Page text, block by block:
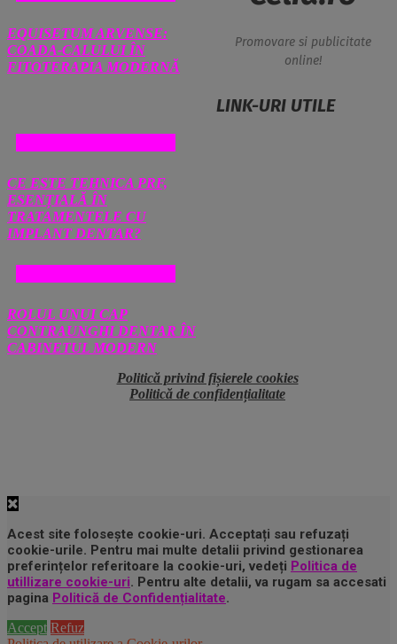
EQUISETUM ARVENSE:
COADA-CALULUI ÎN
FITOTERAPIA MODERNĂ
CE ESTE TEHNICA PRF,
ESENȚIALĂ ÎN
TRATAMENTELE CU
IMPLANT DENTAR?
ROLUL UNUI CAP
CONTRAUNGHI DENTAR ÎN
CABINETUL MODERN
Promovare si publicitate
online!
LINK-URI UTILE
Politică privind fișierele cookies
Politică de confidențialitate
Acest site folosește cookie-uri. Acceptați sau refuzați
cookie-urile. Pentru mai multe detalii privind gestionarea
preferințelor referitoare la cookie-uri, vedeți Politica de
utillizare cookie-uri. Pentru alte detalii, va rugam sa accesati
pagina Politică de Confidențialitate.
Accept Refuz